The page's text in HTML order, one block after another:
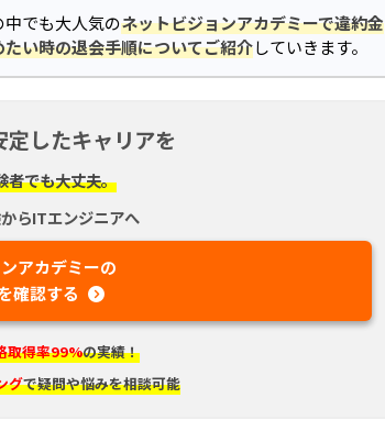
でも大人気のネットビジョンアカデミーで違約金
い時の退会手順についてご紹介していきます。
したキャリアを
者でも大丈夫。
らITエンジニアへ
アカデミーの
確認する
取得率99%の実績！
グで疑問や悩みを相談可能